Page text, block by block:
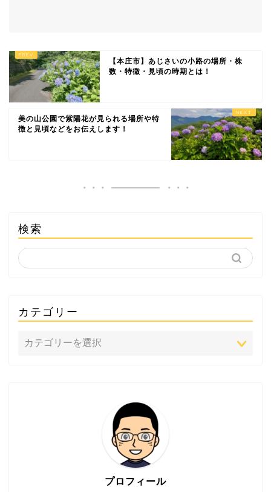
【本庄市】あじさいの小路の場所・株
数・特徴・見頃の時期とは！
美の山公園で紫陽花が見られる場所や特
徴と見頃などをお伝えします！
検索
カテゴリー
プロフィール